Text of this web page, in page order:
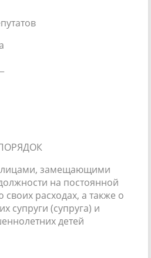
лицами, замещающими
на постоянной
своих расходах, а также о
супруги (супруга) и
детей